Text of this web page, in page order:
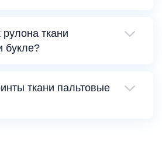
ткани
букле?
ткани пальтовые